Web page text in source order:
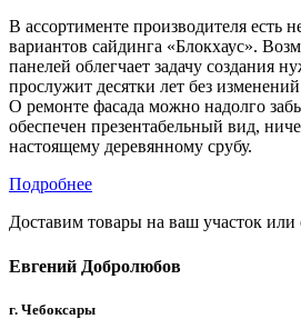
В ассортименте производителя есть
вариантов сайдинга «Блокхаус».
панелей облегчает задачу создания
прослужит десятки лет без
О ремонте фасада можно надолго
обеспечен презентабельный вид,
настоящему деревянному срубу.
Подробнее
Доставим товары на ваш участок или
Евгений Добролюбов
г. Чебоксары